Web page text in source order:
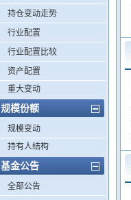
持仓变动走势
行业配置
行业配置比较
资产配置
重大变动
规模份额
规模变动
持有人结构
基金公告
全部公告